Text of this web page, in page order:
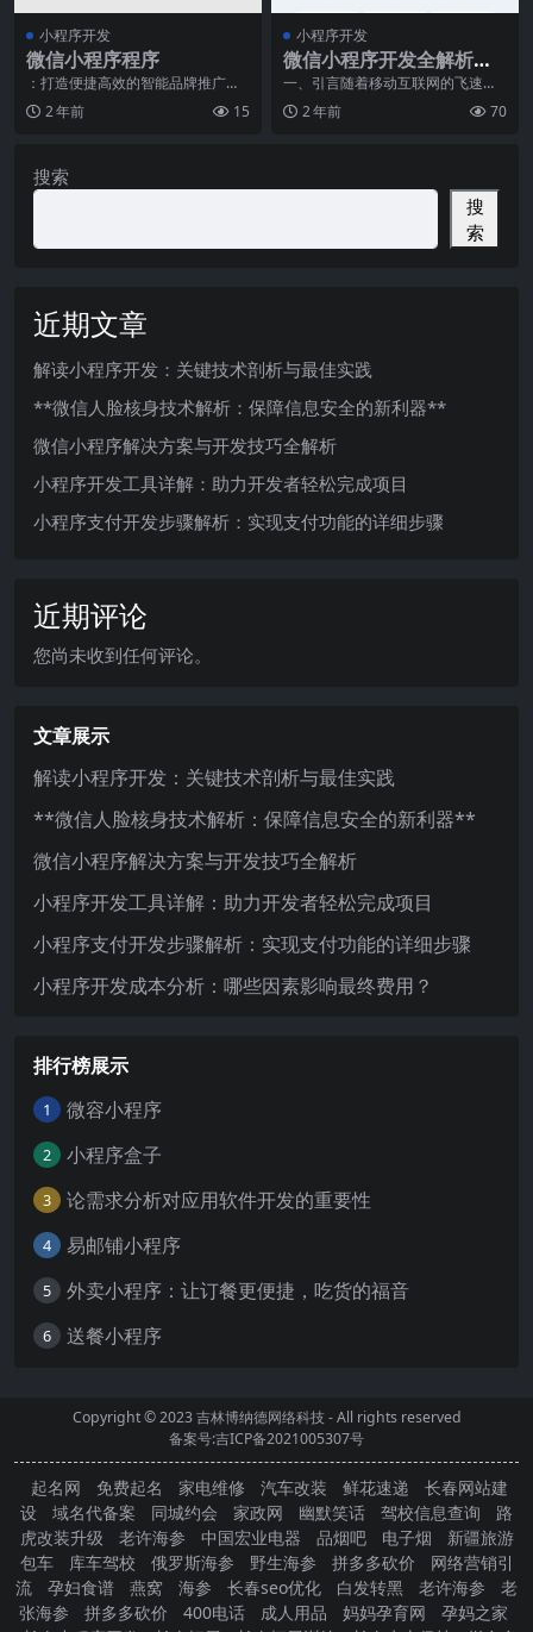
小程序开发
微信小程序程序
：打造便捷高效的智能品牌推广利
器随着科技的飞速发展，智能手机
已经成为人们生活不可
2 年前 15
小程序开发
微信小程序开发全解析：
如何计算开发成本？
一、引言随着移动互联网的飞速发
展，微信小程序作为一种新型的应
用形态，已经逐渐成为
2 年前 70
搜索
搜
索
近期文章
解读小程序开发：关键技术剖析与最佳实践
**微信人脸核身技术解析：保障信息安全的新利器**
微信小程序解决方案与开发技巧全解析
小程序开发工具详解：助力开发者轻松完成项目
小程序支付开发步骤解析：实现支付功能的详细步骤
近期评论
您尚未收到任何评论。
文章展示
解读小程序开发：关键技术剖析与最佳实践
**微信人脸核身技术解析：保障信息安全的新利器**
微信小程序解决方案与开发技巧全解析
小程序开发工具详解：助力开发者轻松完成项目
小程序支付开发步骤解析：实现支付功能的详细步骤
小程序开发成本分析：哪些因素影响最终费用？
排行榜展示
1 微容小程序
2 小程序盒子
3 论需求分析对应用软件开发的重要性
4 易邮铺小程序
5 外卖小程序：让订餐更便捷，吃货的福音
6 送餐小程序
Copyright © 2023吉林博纳德网络科技- All rights reserved
备案号:吉ICP备2021005307号
起名网 免费起名 家电维修 汽车改装 鲜花速递
长春网站建
设
域名代备案 同城约会 家政网 幽默笑话 驾校信息查询
路
虎改装升级
老许海参 中国宏业电器 品烟吧 电子烟
新疆旅游
包车
库车驾校 俄罗斯海参 野生海参 拼多多砍价
网络营销引
流
孕妇食谱 燕窝 海参 长春seo优化 白发转黑 老许海参
老
张海参
拼多多砍价 400电话 成人用品 妈妈孕育网
孕妈之家